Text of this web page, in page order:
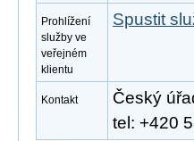
Prohlížení
služby ve
veřejném
klientu
Spustit
Kontakt
Český
tel: +420